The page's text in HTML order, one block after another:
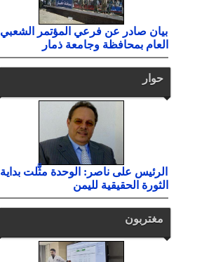
بيان صادر عن فرعي المؤتمر الشعبي
العام بمحافظة وجامعة ذمار
حوار
الرئيس على ناصر: الوحدة مثَّلت بداية
الثورة الحقيقية لليمن
مغتربون